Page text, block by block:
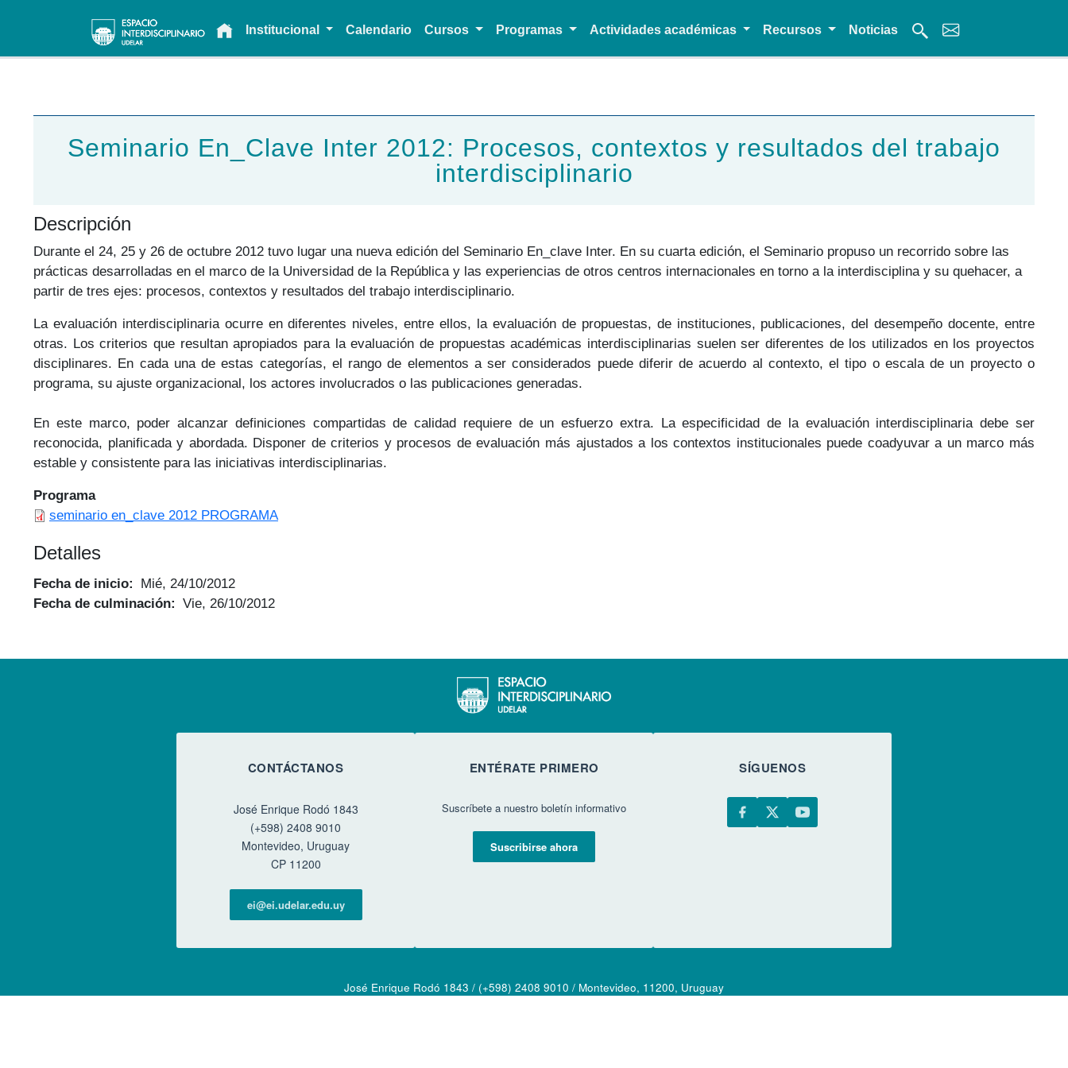
Main navigationInstitucional Calendario Cursos Programas Actividades académicas Recursos Noticias
Seminario En_Clave Inter 2012: Procesos, contextos y resultados del trabajo
interdisciplinario
Descripción
Durante el 24, 25 y 26 de octubre 2012 tuvo lugar una nueva edición del Seminario En_clave Inter. En su cuarta edición, el Seminario propuso un recorrido sobre las
prácticas desarrolladas en el marco de la Universidad de la República y las experiencias de otros centros internacionales en torno a la interdisciplina y su quehacer, a
partir de tres ejes: procesos, contextos y resultados del trabajo interdisciplinario.
La evaluación interdisciplinaria ocurre en diferentes niveles, entre ellos, la evaluación de propuestas, de instituciones, publicaciones, del desempeño docente, entre
otras. Los criterios que resultan apropiados para la evaluación de propuestas académicas interdisciplinarias suelen ser diferentes de los utilizados en los proyectos
disciplinares. En cada una de estas categorías, el rango de elementos a ser considerados puede diferir de acuerdo al contexto, el tipo o escala de un proyecto o
programa, su ajuste organizacional, los actores involucrados o las publicaciones generadas.
En este marco, poder alcanzar definiciones compartidas de calidad requiere de un esfuerzo extra. La especificidad de la evaluación interdisciplinaria debe ser
reconocida, planificada y abordada. Disponer de criterios y procesos de evaluación más ajustados a los contextos institucionales puede coadyuvar a un marco más
estable y consistente para las iniciativas interdisciplinarias.
Programa
seminario en_clave 2012 PROGRAMA
Detalles
Fecha de inicio
Mié, 24/10/2012
Fecha de culminación
Vie, 26/10/2012
CONTÁCTANOS
José Enrique Rodó 1843
(+598) 2408 9010
Montevideo, Uruguay
CP 11200
ei@ei.udelar.edu.uy
ENTÉRATE PRIMERO
Suscríbete a nuestro boletín informativo
Suscribirse ahora
SÍGUENOS
José Enrique Rodó 1843 / (+598) 2408 9010 / Montevideo, 11200, Uruguay